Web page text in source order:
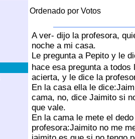
Ordenado por Votos
A ver- dijo la profesora,
noche a mi casa.
Le pregunta a Pepito y le
hace esa pregunta a
acierta, y le dice la
En la casa ella le
cama, no, dice Jaimito si
que vale.
En la cama le mete el
profesora:Jaimito no me